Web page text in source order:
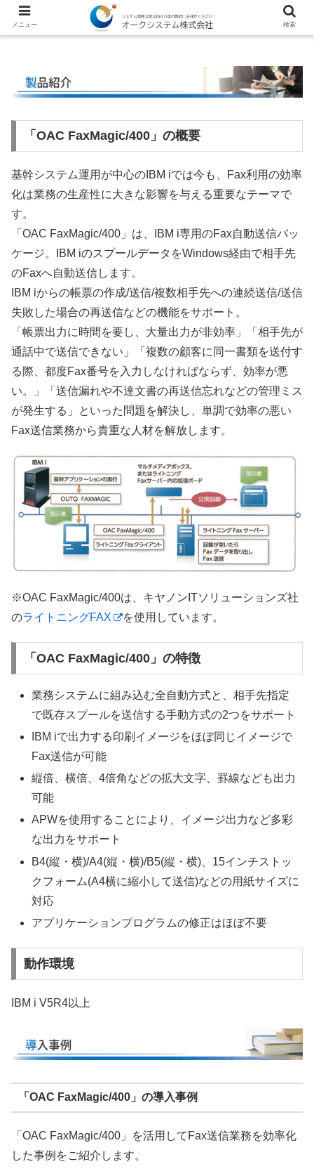
「OAC FaxMagic/400」の概要
基幹システム運用が中心のIBM iでは今も、Fax利用の効率
化は業務の生産性に大きな影響を与える重要なテーマで
す。
「OAC FaxMagic/400」は、IBM i専用のFax自動送信パッ
ケージ。IBM iのスプールデータをWindows経由で相手先
のFaxへ自動送信します。
IBM iからの帳票の作成/送信/複数相手先への連続送信/送信
失敗した場合の再送信などの機能をサポート。
「帳票出力に時間を要し、大量出力が非効率」「相手先が
通話中で送信できない」「複数の顧客に同一書類を送付す
る際、都度Fax番号を入力しなければならず、効率が悪
い。」「送信漏れや不達文書の再送信忘れなどの管理ミス
が発生する」といった問題を解決し、単調で効率の悪い
Fax送信業務から貴重な人材を解放します。
※OAC FaxMagic/400は、キヤノンITソリューションズ社
のライトニングFAX を使用しています。
「OAC FaxMagic/400」の特徴
業務システムに組み込む全自動方式と、相手先指定
で既存スプールを送信する手動方式の2つをサポート
IBM iで出力する印刷イメージをほぼ同じイメージで
Fax送信が可能
縦倍、横倍、4倍角などの拡大文字、罫線なども出力
可能
APWを使用することにより、イメージ出力など多彩
な出力をサポート
B4(縦・横)/A4(縦・横)/B5(縦・横)、15インチストッ
クフォーム(A4横に縮小して送信)などの用紙サイズに
対応
アプリケーションプログラムの修正はほぼ不要
動作環境
IBM i V5R4以上
「OAC FaxMagic/400」の導入事例
「OAC FaxMagic/400」を活用してFax送信業務を効率化
した事例をご紹介します。
メニュー 検索